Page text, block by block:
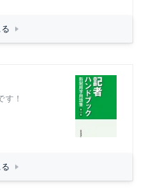
す！